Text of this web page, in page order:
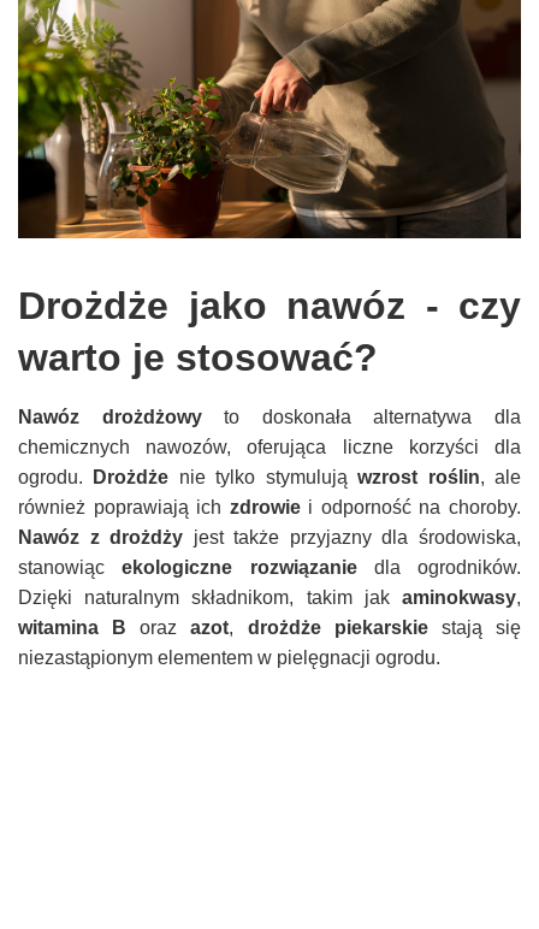
Drożdże jako nawóz - czy
warto je stosować?
Nawóz drożdżowyto doskonała alternatywa dla
chemicznych nawozów, oferująca liczne korzyści dla
ogrodu.
Drożdże nie tylko stymulująwzrost roślin, ale
również poprawiają ich zdrowiei odporność na choroby.
Nawóz z drożdży jest także przyjazny dla środowiska,
stanowiącekologiczne rozwiązaniedla ogrodników.
Dzięki naturalnym składnikom, takim jak aminokwasy,
witamina B orazazot, drożdże piekarskiestają się
niezastąpionym elementem w pielęgnacji ogrodu.